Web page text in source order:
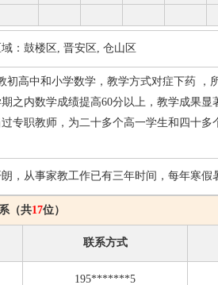
：鼓楼区, 晋安区, 仓山区
初高中和小学数学，教学方式对症下药 ，
之内数学成绩提高60分以上，教学成果
专职教师，为二十多个高一学生和四十
，从事家教工作已有三年时间，每年寒
（共17位）
联系方式
195*******5